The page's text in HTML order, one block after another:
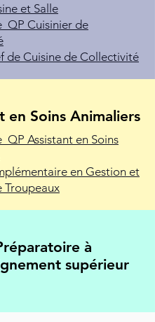
et Salle
QP Cuisinier de
de Cuisine de Collectivité
en Soins Animaliers
QP Assistant en Soins
en Gestion et
Troupeaux
à
supérieur